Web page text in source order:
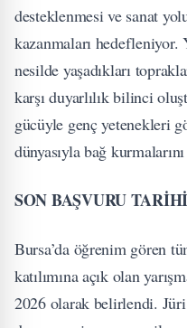
desteklenmesi ve sanat
kazanmaları hedefleniyor.
nesilde yaşadıkları
karşı duyarlılık bilinci
gücüyle genç yetenekleri
dünyasıyla bağ
SON BAŞVURU
Bursa’da öğrenim gören
katılımına açık olan
2026 olarak belirlendi.